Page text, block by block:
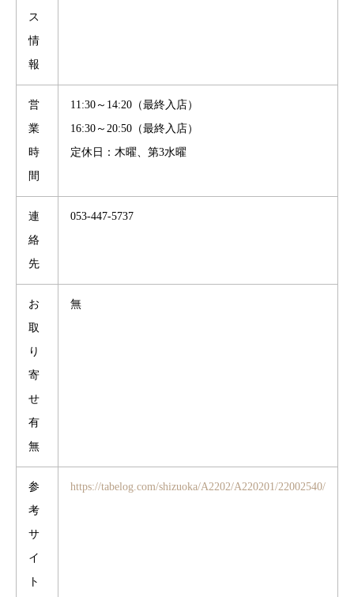
ス
情
報
営
業
時
間
11:30～14:20（最終入店）
16:30～20:50（最終入店）
定休日：木曜、第3水曜
連
絡
先
053-447-5737
お
取
り
寄
せ
有
無
無
参
考
サ
イ
ト
https://tabelog.com/shizuoka/A2202/A220201/22002540/